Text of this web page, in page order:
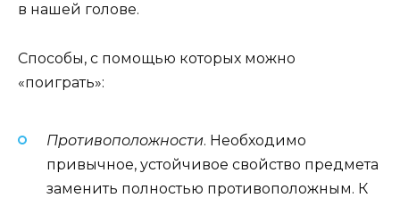
в нашей голове.
Способы, с помощью которых можно
«поиграть»:
Противоположности. Необходимо
привычное, устойчивое свойство предмета
заменить полностью противоположным. К